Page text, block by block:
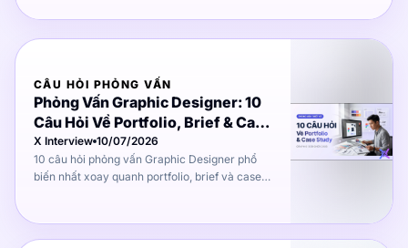
CÂU HỎI PHỎNG VẤN
Phỏng Vấn Graphic Designer: 10
Câu Hỏi Về Portfolio, Brief & Case
Study Thực Tế
X Interview 10/07/2026
10 câu hỏi phỏng vấn Graphic Designer phổ
biến nhất xoay quanh portfolio, brief và case